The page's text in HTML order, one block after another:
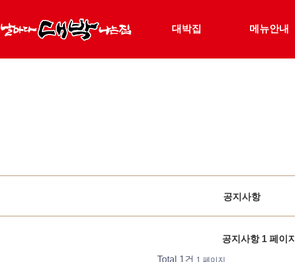
대박집 메뉴안내
공지사항
공지사항 1 페이지
Total 1건 1 페이지